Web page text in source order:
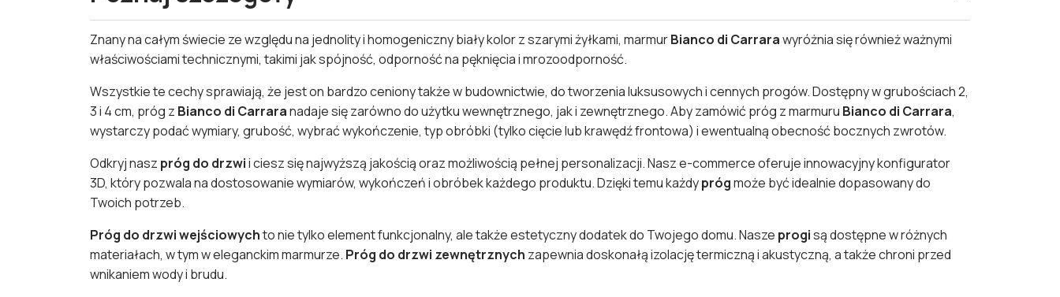
Znany na całym świecie ze względu na jednolity i homogeniczny biały kolor z szarymi żyłkami, marmurBianco di Carrarawyróżnia się również ważnymi
właściwościami technicznymi, takimi jak spójność, odporność na pęknięcia i mrozoodporność.
Wszystkie te cechy sprawiają, że jest on bardzo ceniony także w budownictwie, do tworzenia luksusowych i cennych progów. Dostępny w grubościach 2,
3 i 4 cm, próg z Bianco di Carraranadaje się zarówno do użytku wewnętrznego, jak i zewnętrznego. Aby zamówić próg z marmuru Bianco di Carrara,
wystarczy podać wymiary, grubość, wybrać wykończenie, typ obróbki (tylko cięcie lub krawędź frontowa) i ewentualną obecność bocznych zwrotów.
Odkryj nasz próg do drzwii ciesz się najwyższą jakością oraz możliwością pełnej personalizacji. Nasz e-commerce oferuje innowacyjny konfigurator
3D, który pozwala na dostosowanie wymiarów, wykończeń i obróbek każdego produktu. Dzięki temu każdyprógmoże być idealnie dopasowany do
Twoich potrzeb.
Próg do drzwi wejściowychto nie tylko element funkcjonalny, ale także estetyczny dodatek do Twojego domu. Nasze progisą dostępne w różnych
materiałach, w tym w eleganckim marmurze. Próg do drzwi zewnętrznych zapewnia doskonałą izolację termiczną i akustyczną, a także chroni przed
wnikaniem wody i brudu.